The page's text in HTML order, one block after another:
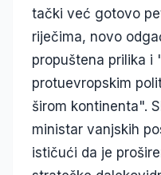
tački već gotovo
riječima, novo
propuštena prilika i
protuevropskim
širom kontinenta".
ministar vanjskih
ističući da je